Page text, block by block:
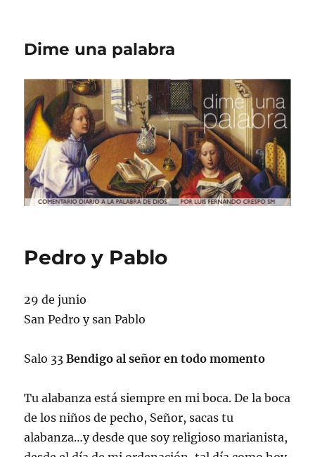
Dime una palabra
Pedro y Pablo
29 de junio
San Pedro y san Pablo
Salo 33Bendigo al señor en todo momento
Tu alabanza está siempre en mi boca. De la boca
de los niños de pecho, Señor, sacas tu
alabanza…y desde que soy religioso marianista,